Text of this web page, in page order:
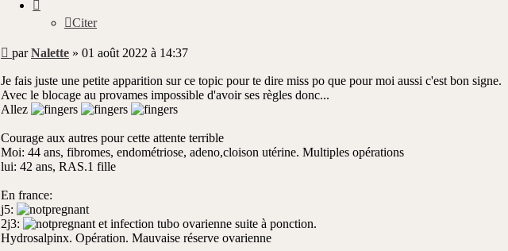
Citer
Message
non
lu
parNalette » 01 août 2022 à 14:37
Je fais juste une petite apparition sur ce topic pour te dire miss po que pour moi aussi c'est bon signe.
Avec le blocage au provames impossible d'avoir ses règles donc...
Allez
Courage aux autres pour cette attente terrible
Moi: 44 ans, fibromes, endométriose, adeno,cloison utérine. Multiples opérations
lui: 42 ans, RAS.1 fille
En france:
j5:
2j3:
et infection tubo ovarienne suite à ponction.
Hydrosalpinx. Opération. Mauvaise réserve ovarienne